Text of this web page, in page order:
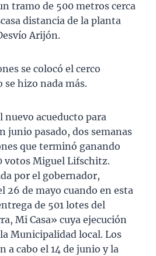
tramo de 500 metros cerca
distancia de la planta
Arijón.
se colocó el cerco
hizo nada más.
nuevo acueducto para
junio pasado, dos semanas
que terminó ganando
votos Miguel Lifschitz.
por el gobernador,
de mayo cuando en esta
de 501 lotes del
Mi Casa» cuya ejecución
Municipalidad local. Los
a cabo el 14 de junio y la